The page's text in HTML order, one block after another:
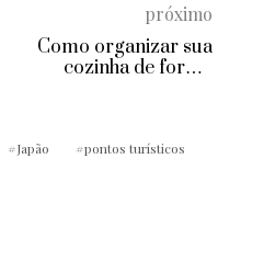
próximo
Como organizar sua
cozinha de forma
Japão pontos turísticos